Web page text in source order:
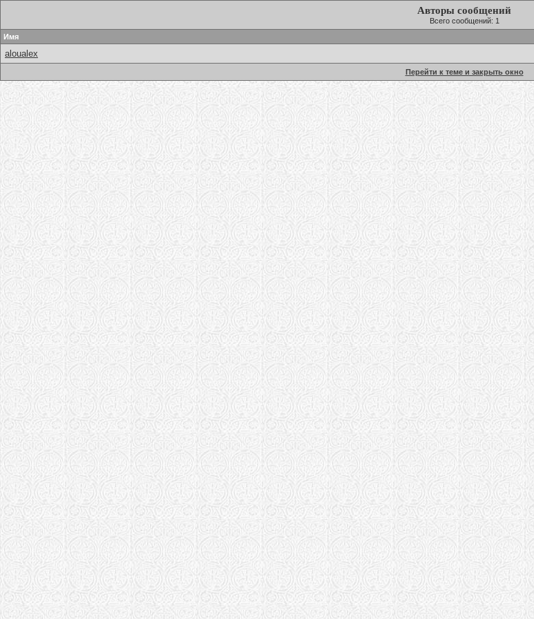
Авторы сообщений
Всего сообщений: 1
Имя
aloualex
Перейти к теме и закрыть окно